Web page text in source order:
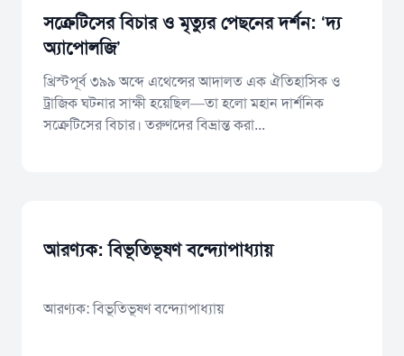
সক্রেটিসের বিচার ও মৃত্যুর পেছনের দর্শন: ‘দ্য
অ্যাপোলজি’
​খ্রিস্টপূর্ব ৩৯৯ অব্দে এথেন্সের আদালত এক ঐতিহাসিক ও
ট্রাজিক ঘটনার সাক্ষী হয়েছিল—তা হলো মহান দার্শনিক
সক্রেটিসের বিচার। তরুণদের বিভ্রান্ত করা...
আরণ্যক: বিভূতিভূষণ বন্দ্যোপাধ্যায়
আরণ্যক: বিভূতিভূষণ বন্দ্যোপাধ্যায়